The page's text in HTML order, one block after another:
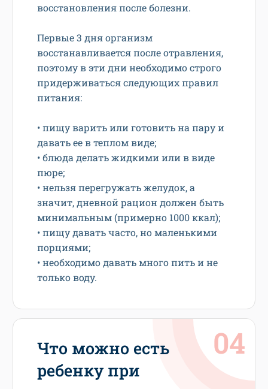
восстановления после болезни.
Первые 3 дня организм
восстанавливается после отравления,
поэтому в эти дни необходимо строго
придерживаться следующих правил
питания:
• пищу варить или готовить на пару и
давать ее в теплом виде;
• блюда делать жидкими или в виде
пюре;
• нельзя перегружать желудок, а
значит, дневной рацион должен быть
минимальным (примерно 1000 ккал);
• пищу давать часто, но маленькими
порциями;
• необходимо давать много пить и не
только воду.
Что можно есть
ребенку при